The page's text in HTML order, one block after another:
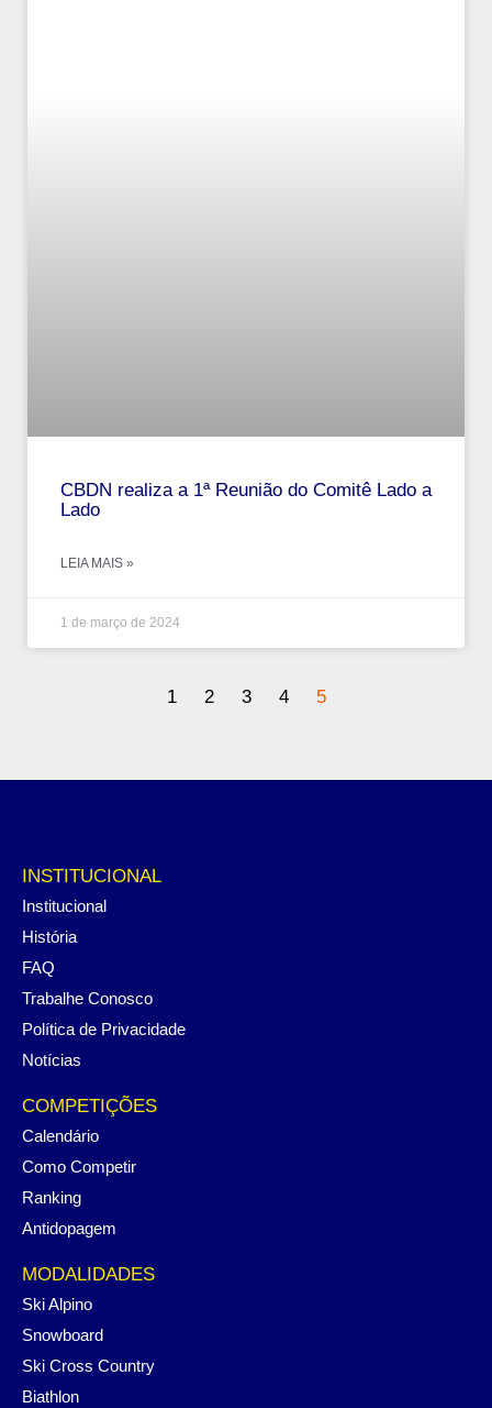
CBDN realiza a 1ª Reunião do Comitê Lado a
Lado
LEIA MAIS »
1 de março de 2024
1 2 3 4 5
INSTITUCIONAL
Institucional
História
FAQ
Trabalhe Conosco
Política de Privacidade
Notícias
COMPETIÇÕES
Calendário
Como Competir
Ranking
Antidopagem
MODALIDADES
Ski Alpino
Snowboard
Ski Cross Country
Biathlon